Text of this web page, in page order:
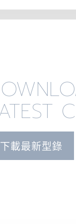
下載最新型錄